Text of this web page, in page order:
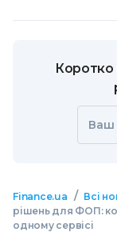
Коротко
Ваш
Finance.ua / Всі
рішень для ФОП:
одному сервісі